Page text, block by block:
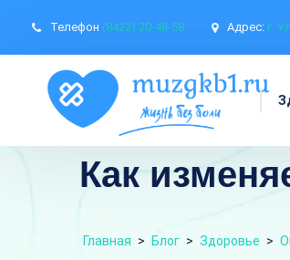
Телефон (8422) 20-48-58 Адрес: г.
Как
Главная > Блог > Здоровье >